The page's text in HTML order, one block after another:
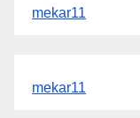
mekar11
mekar11